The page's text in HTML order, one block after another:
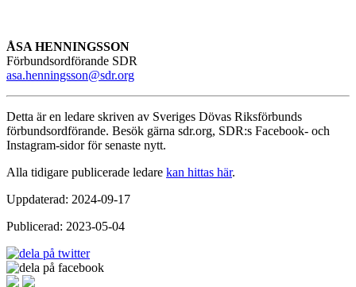
ÅSA HENNINGSSON
Förbundsordförande SDR
asa.henningsson@sdr.org
Detta är en ledare skriven av Sveriges Dövas Riksförbunds
förbundsordförande. Besök gärna sdr.org, SDR:s Facebook- och
Instagram-sidor för senaste nytt.
Alla tidigare publicerade ledare kan hittas här.
Uppdaterad: 2024-09-17
Publicerad: 2023-05-04